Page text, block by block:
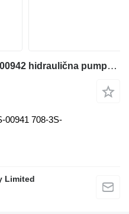
Komatsu PC55MR-3 708-3S-00942 hidraulična pumpa za Komatsu građevinskog stroja
00941 708-3S-
Limited